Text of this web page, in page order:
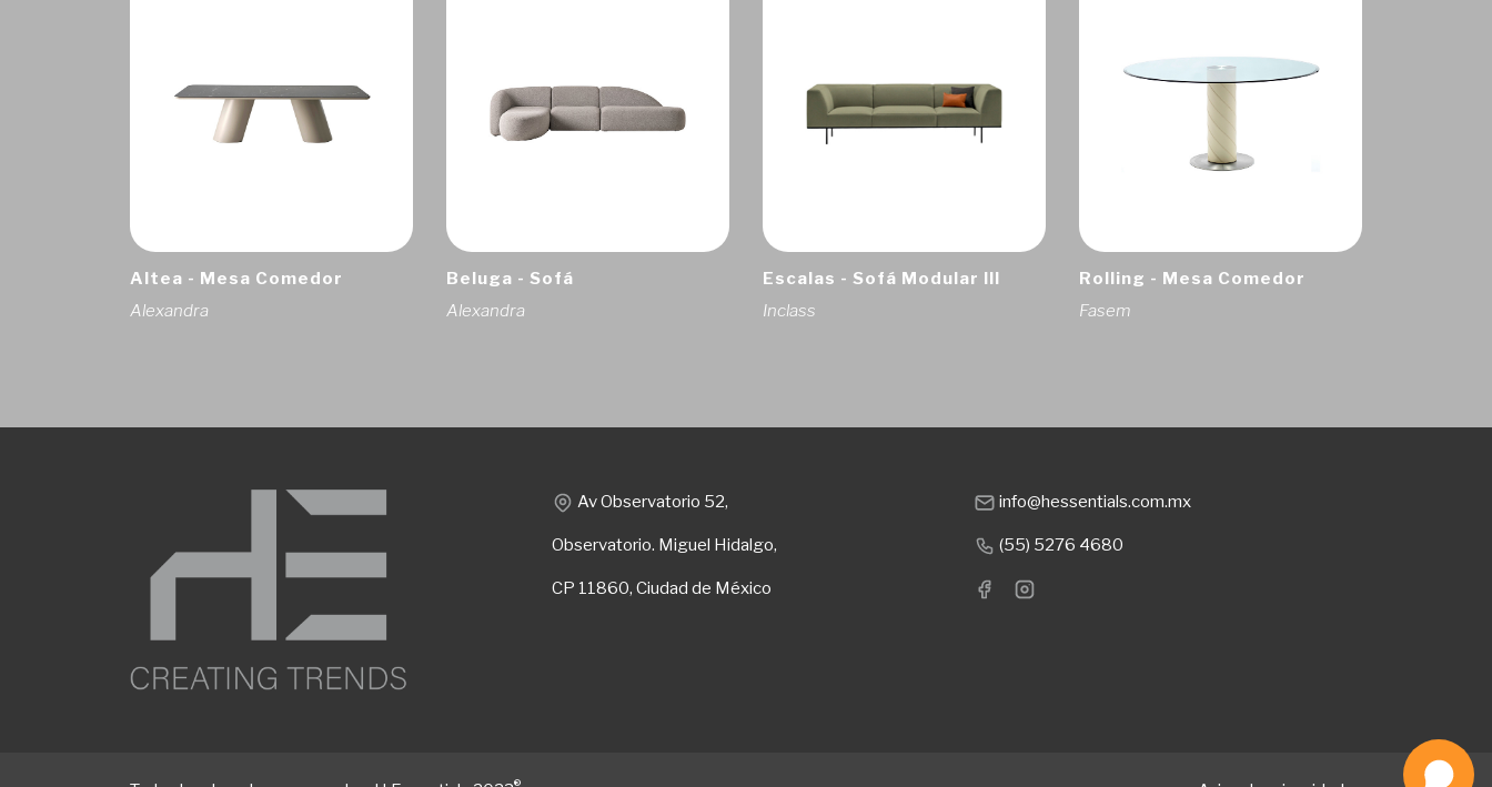
Altea - Mesa Comedor
Alexandra
Beluga - Sofá
Alexandra
Escalas - Sofá Modular III
Inclass
Rolling - Mesa Comedor
Fasem
Av Observatorio 52,
Observatorio. Miguel Hidalgo,
CP 11860, Ciudad de México
info@hessentials.com.mx
(55) 5276 4680